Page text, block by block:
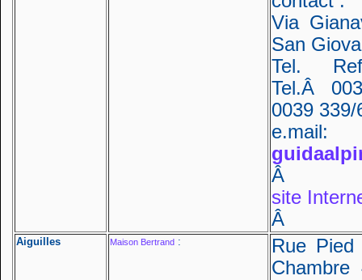
Via
San
Tel.
Tel.Â
0039 339/
e.mail:
Â
site
Â
Aiguilles Maison Bertrand :
Rue